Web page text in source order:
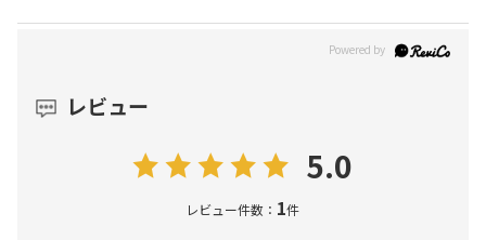
レビュー
5.0
レビュー件数： 1件